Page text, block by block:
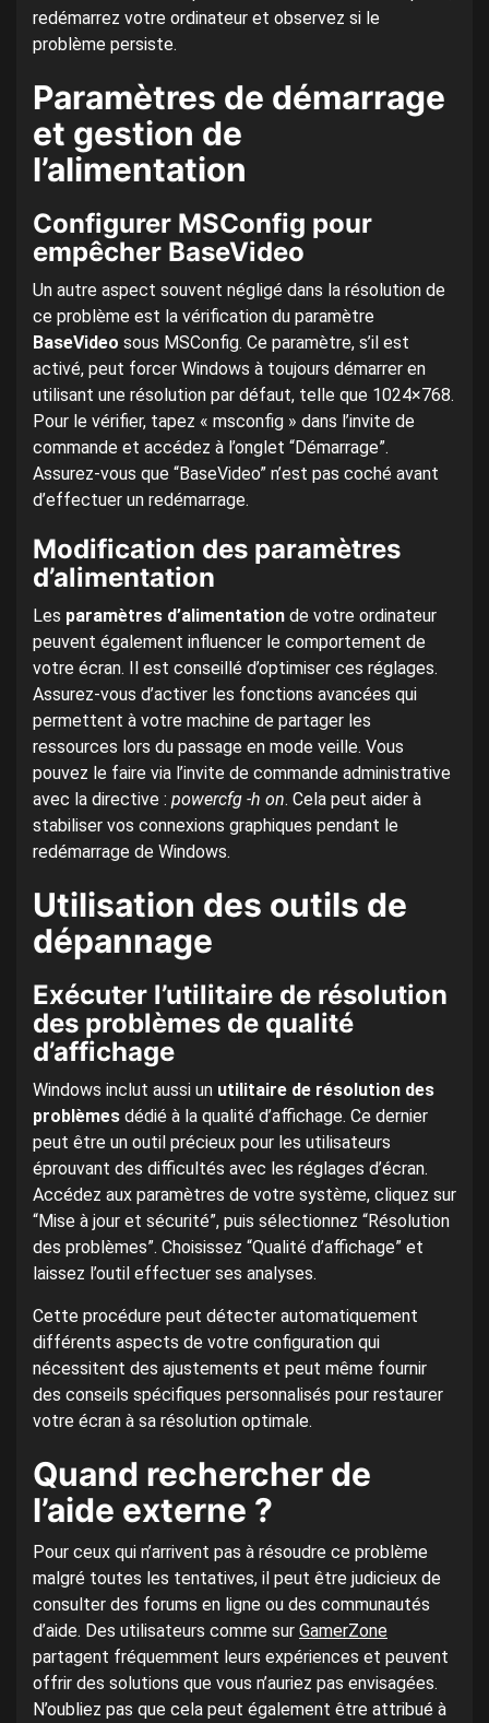
redémarrez votre ordinateur et observez si le
problème persiste.
Paramètres de démarrage
et gestion de
l’alimentation
Configurer MSConfig pour
empêcher BaseVideo
Un autre aspect souvent négligé dans la résolution de
ce problème est la vérification du paramètre
BaseVideo sous MSConfig. Ce paramètre, s’il est
activé, peut forcer Windows à toujours démarrer en
utilisant une résolution par défaut, telle que 1024×768.
Pour le vérifier, tapez « msconfig » dans l’invite de
commande et accédez à l’onglet “Démarrage”.
Assurez-vous que “BaseVideo” n’est pas coché avant
d’effectuer un redémarrage.
Modification des paramètres
d’alimentation
Les paramètres d’alimentation de votre ordinateur
peuvent également influencer le comportement de
votre écran. Il est conseillé d’optimiser ces réglages.
Assurez-vous d’activer les fonctions avancées qui
permettent à votre machine de partager les
ressources lors du passage en mode veille. Vous
pouvez le faire via l’invite de commande administrative
avec la directive : powercfg -h on. Cela peut aider à
stabiliser vos connexions graphiques pendant le
redémarrage de Windows.
Utilisation des outils de
dépannage
Exécuter l’utilitaire de résolution
des problèmes de qualité
d’affichage
Windows inclut aussi un utilitaire de résolution des
problèmes dédié à la qualité d’affichage. Ce dernier
peut être un outil précieux pour les utilisateurs
éprouvant des difficultés avec les réglages d’écran.
Accédez aux paramètres de votre système, cliquez sur
“Mise à jour et sécurité”, puis sélectionnez “Résolution
des problèmes”. Choisissez “Qualité d’affichage” et
laissez l’outil effectuer ses analyses.
Cette procédure peut détecter automatiquement
différents aspects de votre configuration qui
nécessitent des ajustements et peut même fournir
des conseils spécifiques personnalisés pour restaurer
votre écran à sa résolution optimale.
Quand rechercher de
l’aide externe ?
Pour ceux qui n’arrivent pas à résoudre ce problème
malgré toutes les tentatives, il peut être judicieux de
consulter des forums en ligne ou des communautés
d’aide. Des utilisateurs comme sur GamerZone
partagent fréquemment leurs expériences et peuvent
offrir des solutions que vous n’auriez pas envisagées.
N’oubliez pas que cela peut également être attribué à